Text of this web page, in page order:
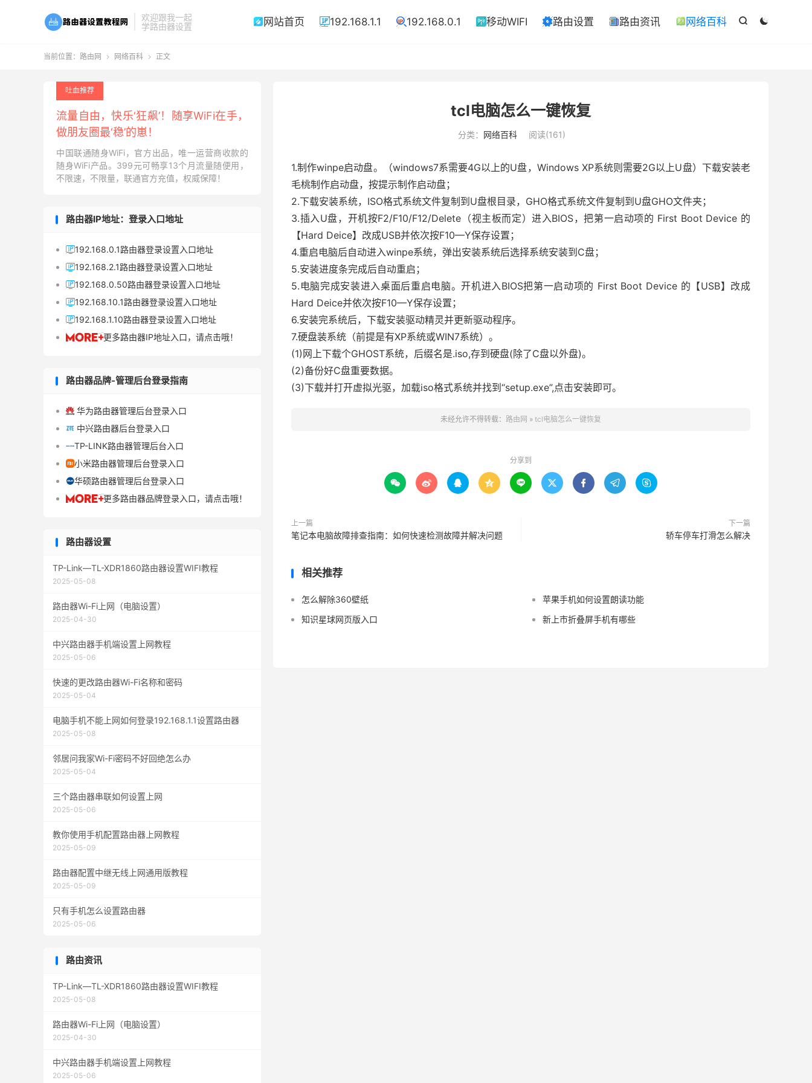
欢迎跟我一起
学路由器设置


 网站首页 192.168.1.1 192.168.0.1 移动WIFI 路由设置 ￋ路由资讯  网络百科
当前位置： 路由网  网络百科  正文
tcl电脑怎么一键恢复
分类： 网络百科 阅读(161)
1.制作winpe启动盘。（windows7系需要4G以上的U盘，Windows XP系统则需要2G以上U盘）下载安装老
毛桃制作启动盘，按提示制作启动盘；
2.下载安装系统，ISO格式系统文件复制到U盘根目录，GHO格式系统文件复制到U盘GHO文件夹；
3.插入U盘，开机按F2/F10/F12/Delete（视主板而定）进入BIOS，把第一启动项的 First Boot Device 的
【Hard Deice】改成USB并依次按F10—Y保存设置；
4.重启电脑后自动进入winpe系统，弹出安装系统后选择系统安装到C盘；
5.安装进度条完成后自动重启；
5.电脑完成安装进入桌面后重启电脑。开机进入BIOS把第一启动项的 First Boot Device 的【USB】改成
Hard Deice并依次按F10—Y保存设置；
6.安装完系统后，下载安装驱动精灵并更新驱动程序。
7.硬盘装系统（前提是有XP系统或WIN7系统）。
(1)网上下载个GHOST系统，后缀名是.iso,存到硬盘(除了C盘以外盘)。
(2)备份好C盘重要数据。
(3)下载并打开虚拟光驱，加载iso格式系统并找到“setup.exe”,点击安装即可。
未经允许不得转载： 路由网 » tcl电脑怎么一键恢复
分享到
        
上一篇
笔记本电脑故障排查指南：如何快速检测故障并解决问题
下一篇
轿车停车打滑怎么解决
相关推荐
怎么解除360壁纸
苹果手机如何设置朗读功能
知识星球网页版入口
新上市折叠屏手机有哪些
吐血推荐
流量自由，快乐‘狂飙’！随享WiFi在手，
做朋友圈最‘稳’的崽！
中国联通随身WiFi，官方出品，唯一运营商收款的
随身WiFi产品。399元可畅享13个月流量随便用，
不限速，不限量，联通官方充值，权威保障！
路由器IP地址：登录入口地址
192.168.0.1路由器登录设置入口地址
192.168.2.1路由器登录设置入口地址
192.168.0.50路由器登录设置入口地址
192.168.10.1路由器登录设置入口地址
192.168.1.10路由器登录设置入口地址
更多路由器IP地址入口，请点击哦！
路由器品牌-管理后台登录指南
 华为路由器管理后台登录入口
 中兴路由器后台登录入口
TP-LINK路由器管理后台入口
小米路由器管理后台登录入口
华硕路由器管理后台登录入口
更多路由器品牌登录入口，请点击哦！
路由器设置
TP-Link—TL-XDR1860路由器设置WIFI教程
2025-05-08
路由器Wi-Fi上网（电脑设置）
2025-04-30
中兴路由器手机端设置上网教程
2025-05-06
快速的更改路由器Wi-Fi名称和密码
2025-05-04
电脑手机不能上网如何登录192.168.1.1设置路由器
2025-05-08
邻居问我家Wi-Fi密码不好回绝怎么办
2025-05-04
三个路由器串联如何设置上网
2025-05-06
教你使用手机配置路由器上网教程
2025-05-09
路由器配置中继无线上网通用版教程
2025-05-09
只有手机怎么设置路由器
2025-05-06
路由资讯
TP-Link—TL-XDR1860路由器设置WIFI教程
2025-05-08
路由器Wi-Fi上网（电脑设置）
2025-04-30
中兴路由器手机端设置上网教程
2025-05-06